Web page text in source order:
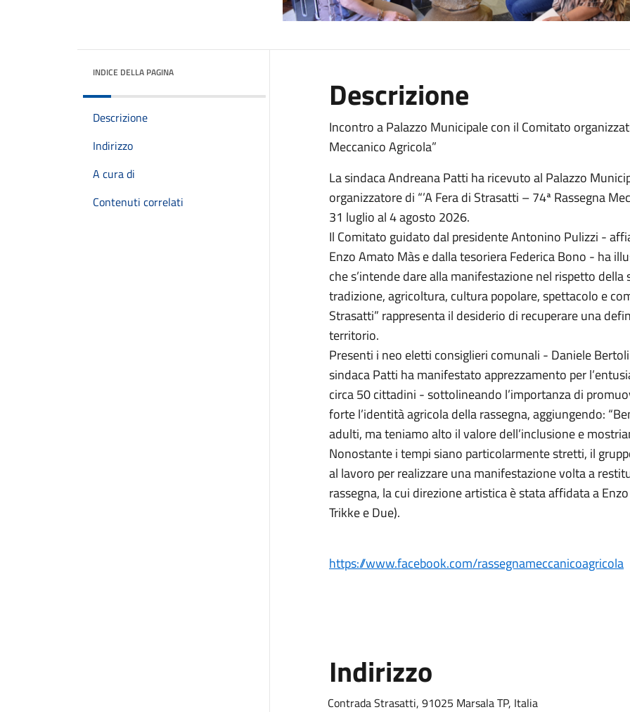
INDICE DELLA PAGINA
Descrizione
Indirizzo
A cura di
Contenuti correlati
Descrizione
Incontro a Palazzo Municipale con il Comitato
Meccanico Agricola”
La sindaca Andreana Patti ha ricevuto al Palazzo
organizzatore di “’A Fera di Strasatti – 74ª Rassegna
31 luglio al 4 agosto 2026.
Il Comitato guidato dal presidente Antonino Pulizzi -
Enzo Amato Màs e dalla tesoriera Federica Bono - ha
che s’intende dare alla manifestazione nel rispetto
tradizione, agricoltura, cultura popolare, spettacolo e
Strasatti” rappresenta il desiderio di recuperare una
territorio.
Presenti i neo eletti consiglieri comunali - Daniele
sindaca Patti ha manifestato apprezzamento per
circa 50 cittadini - sottolineando l’importanza di
forte l’identità agricola della rassegna, aggiungendo:
adulti, ma teniamo alto il valore dell’inclusione e
Nonostante i tempi siano particolarmente stretti, il
al lavoro per realizzare una manifestazione volta a
rassegna, la cui direzione artistica è stata affidata a
Trikke e Due).
https://www.facebook.com/rassegnameccanicoagricola
Indirizzo
Contrada Strasatti, 91025 Marsala TP, Italia